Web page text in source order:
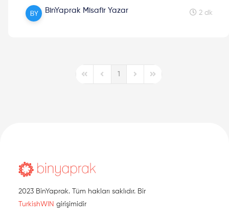
BinYaprak Misafir Yazar 2 dk
First PagePrevious Page
1
Next PageLast Page
2023 BinYaprak. Tüm hakları saklıdır. Bir
TurkishWIN girişimidir